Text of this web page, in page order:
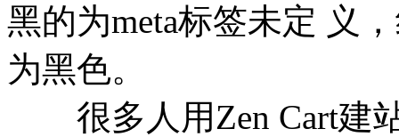
黑的为meta标签未定 义
为黑色。
很多人用Zen Cart建